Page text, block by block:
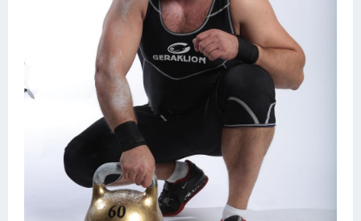
Еще картинки...
Баскетбол
Велогонки
Конькобежный спорт